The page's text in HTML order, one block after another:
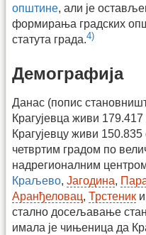
општине, али је
формирања градских
статута града.4)
Демографија
Данас (попис
Крагујевца живи
Крагујевцу живи
четвртим градом по
надрегионалним
Краљево, Јагодина,
Аранђеловац, Трстеник и
стално досељавање
имала је чињеница да